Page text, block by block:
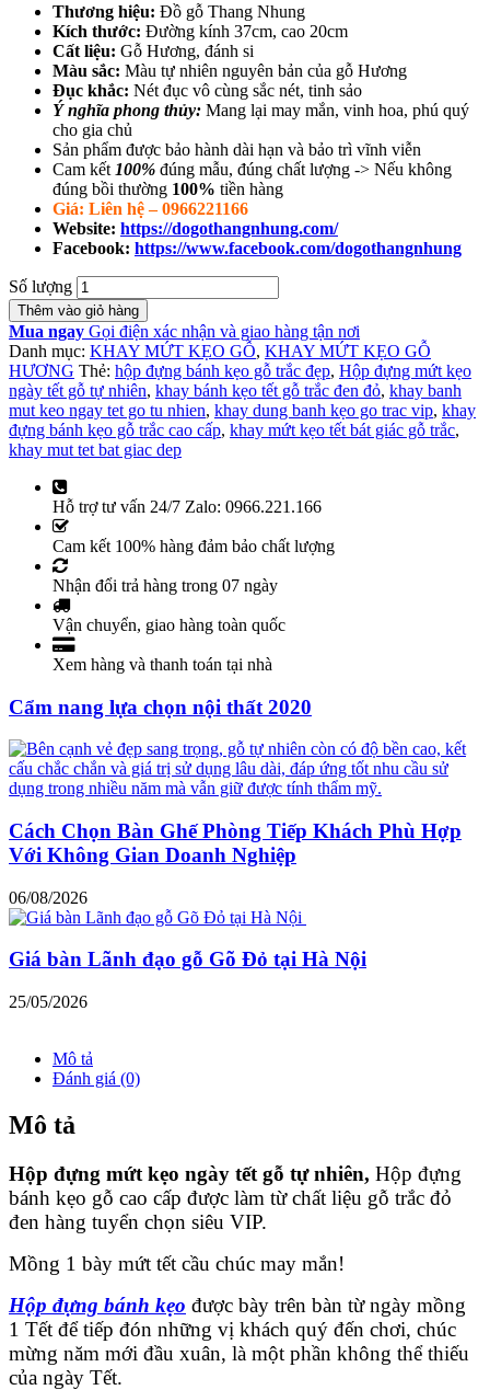
Thương hiệu: Đồ gỗ Thang Nhung
Kích thước: Đường kính 37cm, cao 20cm
Cất liệu: Gỗ Hương, đánh si
Màu sắc: Màu tự nhiên nguyên bản của gỗ Hương
Đục khắc: Nét đục vô cùng sắc nét, tinh sảo
Ý nghĩa phong thủy: Mang lại may mắn, vinh hoa, phú quý
cho gia chủ
Sản phẩm được bảo hành dài hạn và bảo trì vĩnh viễn
Cam kết 100% đúng mẫu, đúng chất lượng -> Nếu không
đúng bồi thường 100% tiền hàng
Giá: Liên hệ – 0966221166
Website: https://dogothangnhung.com/
Facebook: https://www.facebook.com/dogothangnhung
Số lượng
Thêm vào giỏ hàng
Mua ngay Gọi điện xác nhận và giao hàng tận nơi
Danh mục: KHAY MỨT KẸO GỖ, KHAY MỨT KẸO GỖ
HƯƠNG Thẻ: hộp đựng bánh kẹo gỗ trắc đẹp, Hộp đựng mứt kẹo
ngày tết gỗ tự nhiên, khay bánh kẹo tết gỗ trắc đen đỏ, khay banh
mut keo ngay tet go tu nhien, khay dung banh kẹo go trac vip, khay
đựng bánh kẹo gỗ trắc cao cấp, khay mứt kẹo tết bát giác gỗ trắc,
khay mut tet bat giac dep
Hỗ trợ tư vấn 24/7 Zalo: 0966.221.166
Cam kết 100% hàng đảm bảo chất lượng
Nhận đổi trả hàng trong 07 ngày
Vận chuyển, giao hàng toàn quốc
Xem hàng và thanh toán tại nhà
Cẩm nang lựa chọn nội thất 2020
Cách Chọn Bàn Ghế Phòng Tiếp Khách Phù Hợp
Với Không Gian Doanh Nghiệp
06/08/2026
Giá bàn Lãnh đạo gỗ Gõ Đỏ tại Hà Nội
25/05/2026
Mô tả
Đánh giá (0)
Mô tả
Hộp đựng mứt kẹo ngày tết gỗ tự nhiên, Hộp đựng
bánh kẹo gỗ cao cấp được làm từ chất liệu gỗ trắc đỏ
đen hàng tuyển chọn siêu VIP.
Mồng 1 bày mứt tết cầu chúc may mắn!
Hộp đựng bánh kẹo được bày trên bàn từ ngày mồng
1 Tết để tiếp đón những vị khách quý đến chơi, chúc
mừng năm mới đầu xuân, là một phần không thể thiếu
của ngày Tết.